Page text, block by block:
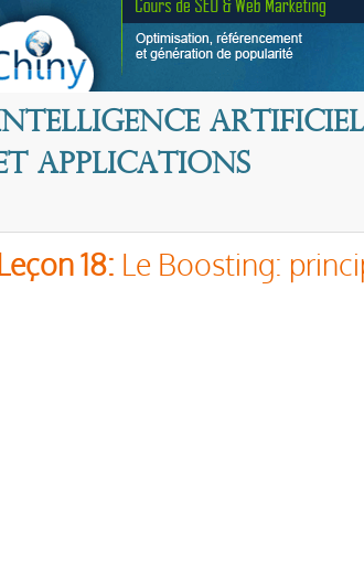
applications
18: Le Boosting: